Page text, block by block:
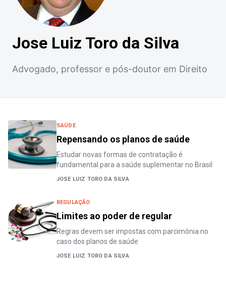
Jose Luiz Toro da Silva
Advogado, professor e pós-doutor em Direito
SAÚDE
Repensando os planos de saúde
Estudar novas formas de contratação é
fundamental para a saúde suplementar no Brasil
JOSE LUIZ TORO DA SILVA
REGULAÇÃO
Limites ao poder de regular
Regras devem ser impostas com parcimônia no
caso dos planos de saúde
JOSE LUIZ TORO DA SILVA